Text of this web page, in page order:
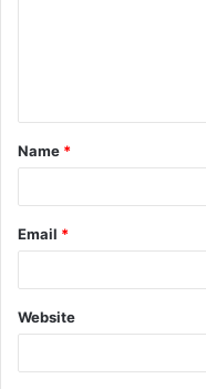
t
*
Name *
Email *
Website